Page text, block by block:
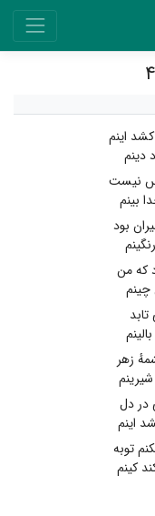
اینم
دینم
نیست
بینم
بود
که من
چینم
زهر
در دل
اینم
توبه
کینم